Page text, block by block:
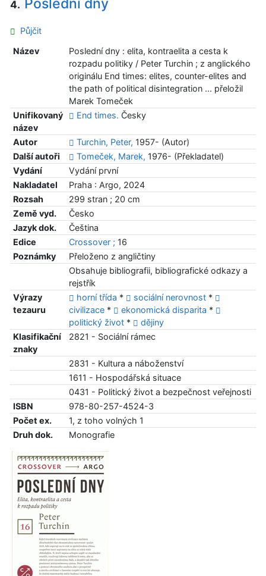
4.
Půjčit
Název
Poslední dny : elita, kontraelita a cesta k
rozpadu politiky / Peter Turchin ; z anglického
originálu End times: elites, counter-elites and
the path of political disintegration ... přeložil
Marek Tomeček
Unifikovaný
název
End times. Česky
Autor Turchin, Peter, 1957- (Autor)
Další autoři
Tomeček, Marek, 1976- (Překladatel)
Vydání
Vydání první
Nakladatel
Praha : Argo, 2024
Rozsah
299 stran ; 20 cm
Země vyd.
Česko
Jazyk dok.
Čeština
Edice
Crossover ; 16
Poznámky
Přeloženo z angličtiny
Obsahuje bibliografii, bibliografické odkazy a
rejstřík
Výrazy
tezauru
horní třída * sociální nerovnost*
civilizace* ekonomická disparita *
politický život*
dějiny
Klasifikační
znaky
2821 - Sociální rámec
2831 - Kultura a náboženství
1611 - Hospodářská situace
0431 - Politický život a bezpečnost veřejnosti
ISBN
978-80-257-4524-3
Počet ex.
1, z toho volných 1
Druh dok.
Monografie